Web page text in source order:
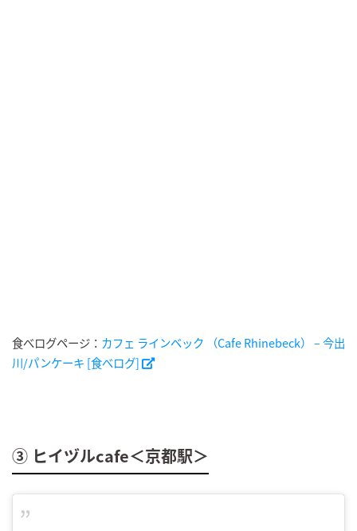
食べログページ： カフェ ラインベック （Cafe Rhinebeck） – 今出
川/パンケーキ [食べログ]
③ ヒイヅルcafe＜京都駅＞